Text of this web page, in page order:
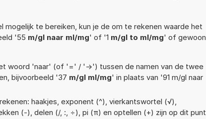
mogelijk te bereiken, kun je de om te rekenen waarde het
'55 m/gl naar ml/mg' of '1 m/gl to ml/mg' of gewoon
woord 'naar' (of '=' / '->') tussen de namen van de twee
bijvoorbeeld '37 m/gl ml/mg' in plaats van '91 m/gl naar
haakjes, exponent (^), vierkantswortel (√),
(-), delen (/, :, ÷), pi (π) en optellen (+) zijn op dit punt